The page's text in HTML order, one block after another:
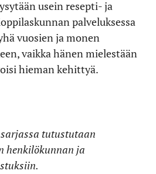
usein resepti- ja
palveluksessa
vuosien ja monen
vaikka hänen mielestään
hieman kehittyä.
tutustutaan
henkilökunnan ja